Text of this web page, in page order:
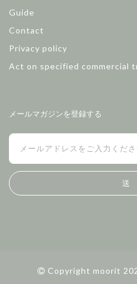
Guide
Contact
Privacy policy
Act on specified commercial
メールマガジンを登録する
送
Copyright moorit